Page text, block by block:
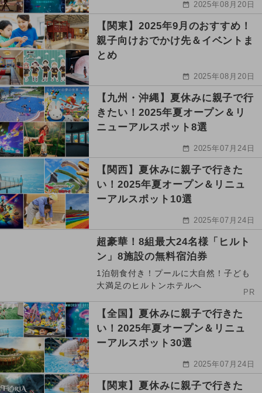
2025年08月20日
【関東】2025年9月のおすすめ！
親子向けおでかけ先＆イベントま
とめ
2025年08月20日
【九州・沖縄】夏休みに親子で行
きたい！2025年夏オープン＆リ
ニューアルスポット8選
2025年07月24日
【関西】夏休みに親子で行きた
い！2025年夏オープン＆リニュ
ーアルスポット10選
2025年07月24日
超豪華！8組最大24名様「ヒルト
ン」8施設の無料宿泊券
1泊朝食付き！プールに大自然！子ども
大満足のヒルトンホテルへ
PR
【全国】夏休みに親子で行きた
い！2025年夏オープン＆リニュ
ーアルスポット30選
2025年07月24日
【関東】夏休みに親子で行きた